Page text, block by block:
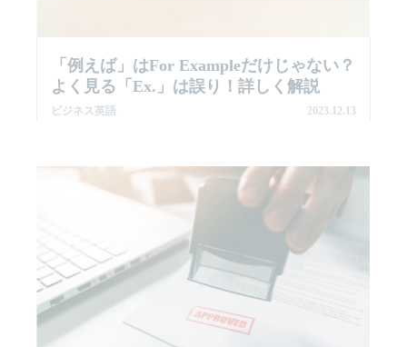
「例えば」はfor Exampleだけじゃない？
よく見る「ex.」は誤り！詳しく解説
ビジネス英語 2023.12.13